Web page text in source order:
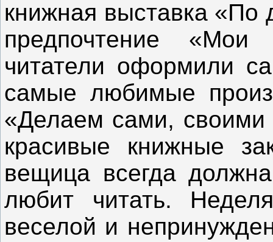
книжная выставка «По
предпочтение
читатели оформили
самые любимые
«Делаем сами, своими
красивые книжные
вещица всегда
любит читать.
веселой и